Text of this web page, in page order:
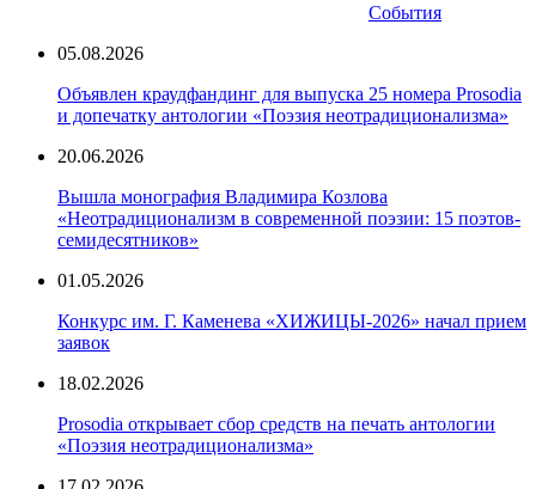
События
05.08.2026
Объявлен краудфандинг для выпуска 25 номера Prosodia
и допечатку антологии «Поэзия неотрадиционализма»
20.06.2026
Вышла монография Владимира Козлова
«Неотрадиционализм в современной поэзии: 15 поэтов-
семидесятников»
01.05.2026
Конкурс им. Г. Каменева «ХИЖИЦЫ-2026» начал прием
заявок
18.02.2026
Prosodia открывает сбор средств на печать антологии
«Поэзия неотрадиционализма»